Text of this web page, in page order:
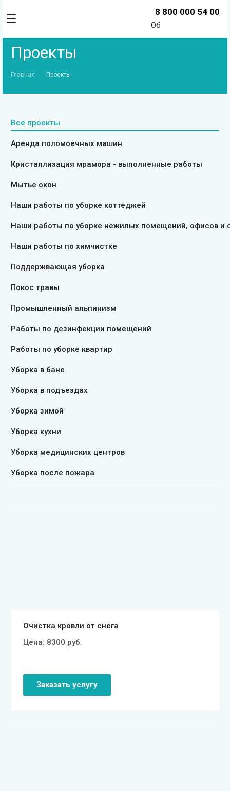
8 800 000 54 00
Об
Проекты
Главная Проекты
Все проекты
Аренда поломоечных машин
Кристаллизация мрамора - выполненные работы
Мытье окон
Наши работы по уборке коттеджей
Наши работы по уборке нежилых помещений, офисов и
Наши работы по химчистке
Поддержвающая уборка
Покос травы
Промышленный альпинизм
Работы по дезинфекции помещений
Работы по уборке квартир
Уборка в бане
Уборка в подъездах
Уборка зимой
Уборка кухни
Уборка медицинских центров
Уборка после пожара
Очистка кровли от снега
Цена: 8300 руб.
Заказать услугу